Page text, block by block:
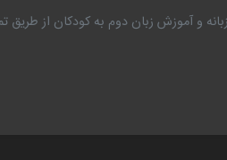
و آموزش زبان دوم به کودکان از